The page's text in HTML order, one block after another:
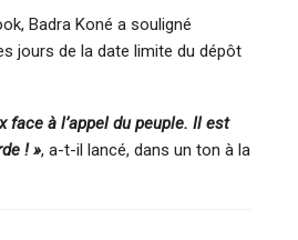
Badra Koné a souligné
jours de la date limite du dépôt
à l’appel du peuple. Il est
! », a-t-il lancé, dans un ton à la